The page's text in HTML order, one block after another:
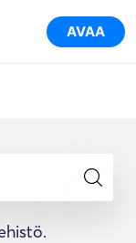
AVAA